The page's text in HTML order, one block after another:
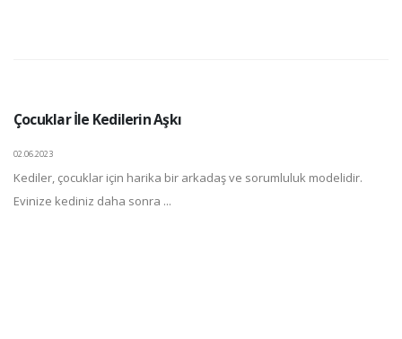
Çocuklar İle Kedilerin Aşkı
02.06.2023
Kediler, çocuklar için harika bir arkadaş ve sorumluluk modelidir.
Evinize kediniz daha sonra ...